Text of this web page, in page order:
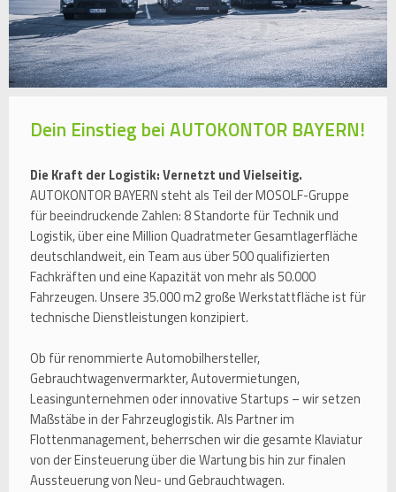
Dein Einstieg bei AUTOKONTOR BAYERN!
Die Kraft der Logistik: Vernetzt und Vielseitig.
AUTOKONTOR BAYERN steht als Teil der MOSOLF-Gruppe
für beeindruckende Zahlen: 8 Standorte für Technik und
Logistik, über eine Million Quadratmeter Gesamtlagerfläche
deutschlandweit, ein Team aus über 500 qualifizierten
Fachkräften und eine Kapazität von mehr als 50.000
Fahrzeugen. Unsere 35.000 m2 große Werkstattfläche ist für
technische Dienstleistungen konzipiert.
Ob für renommierte Automobilhersteller,
Gebrauchtwagenvermarkter, Autovermietungen,
Leasingunternehmen oder innovative Startups – wir setzen
Maßstäbe in der Fahrzeuglogistik. Als Partner im
Flottenmanagement, beherrschen wir die gesamte Klaviatur
von der Einsteuerung über die Wartung bis hin zur finalen
Aussteuerung von Neu- und Gebrauchtwagen.